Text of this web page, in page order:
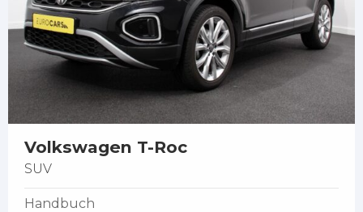
Volkswagen T-Roc
SUV
Handbuch